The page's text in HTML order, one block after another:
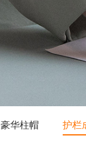
豪华柱帽 护栏